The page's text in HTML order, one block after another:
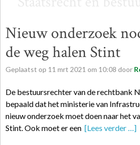
Nieuw onderzoek
de weg halen Stint
Geplaatst op 11 mrt 2021 om 10:08 door
De bestuursrechter van de rechtbank
bepaald dat het ministerie van
nieuw onderzoek moet doen naar het
Stint. Ook moet er een [Lees verder …]